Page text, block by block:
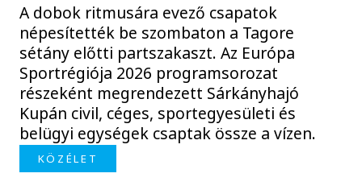
A dobok ritmusára evező csapatok
népesítették be szombaton a Tagore
sétány előtti partszakaszt. Az Európa
Sportrégiója 2026 programsorozat
részeként megrendezett Sárkányhajó
Kupán civil, céges, sportegyesületi és
belügyi egységek csaptak össze a vízen.
KÖZÉLET